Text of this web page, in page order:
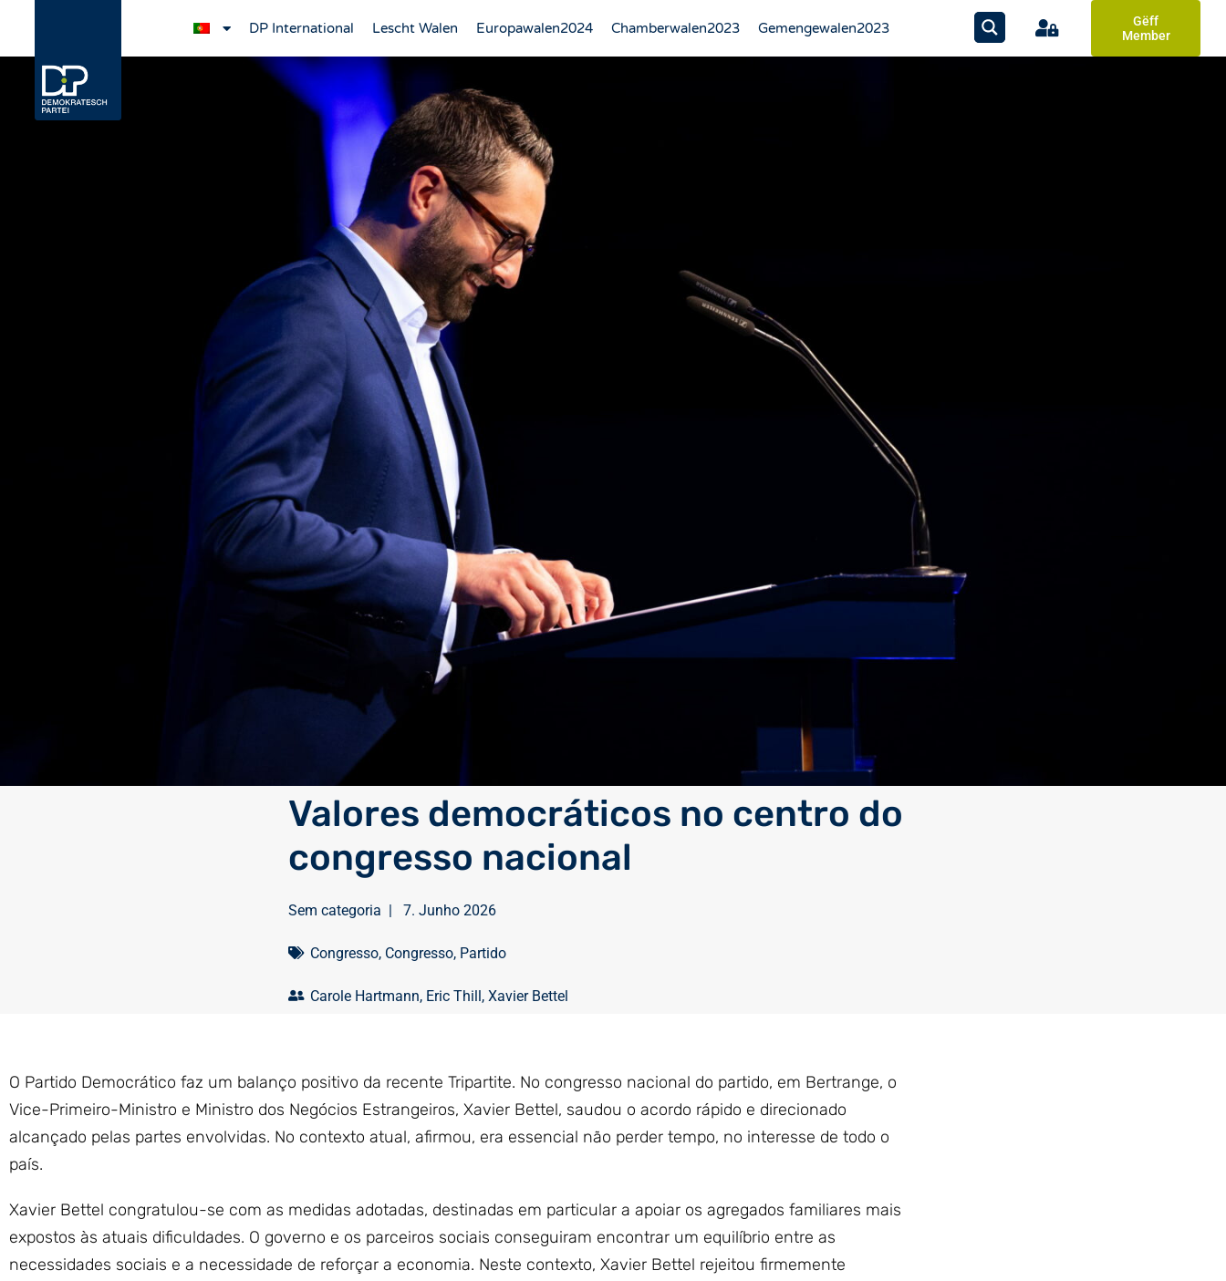
DP International Lescht Walen Europawalen2024 Chamberwalen2023 Gemengewalen2023
Gëff
Member
Valores democráticos no centro do
congresso nacional
Sem categoria | 7. Junho 2026
Congresso, Congresso, Partido
Carole Hartmann, Eric Thill, Xavier Bettel
O Partido Democrático faz um balanço positivo da recente Tripartite. No congresso nacional do partido, em Bertrange, o
Vice-Primeiro-Ministro e Ministro dos Negócios Estrangeiros, Xavier Bettel, saudou o acordo rápido e direcionado
alcançado pelas partes envolvidas. No contexto atual, afirmou, era essencial não perder tempo, no interesse de todo o
país.
Xavier Bettel congratulou-se com as medidas adotadas, destinadas em particular a apoiar os agregados familiares mais
expostos às atuais dificuldades. O governo e os parceiros sociais conseguiram encontrar um equilíbrio entre as
necessidades sociais e a necessidade de reforçar a economia. Neste contexto, Xavier Bettel rejeitou firmemente